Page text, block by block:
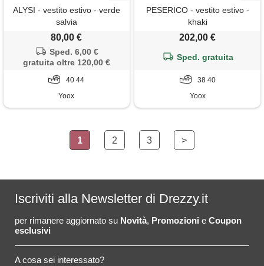
ALYSI - vestito estivo - verde
salvia
80,00 €
Sped. 6,00 €
gratuita oltre 120,00 €
40 44
Yoox
PESERICO - vestito estivo -
khaki
202,00 €
Sped. gratuita
38 40
Yoox
1 2 3 >
Iscriviti alla Newsletter di Drezzy.it
per rimanere aggiornato su Novità, Promozioni e Coupon
esclusivi
A cosa sei interessato?